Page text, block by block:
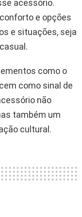
acessório.
e opções
e situações, seja
como o
como sinal de
não
também um
cultural.